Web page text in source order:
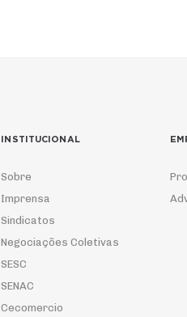
INSTITUCIONAL
Sobre
Imprensa
Sindicatos
Negociações Coletivas
SESC
SENAC
Cecomercio